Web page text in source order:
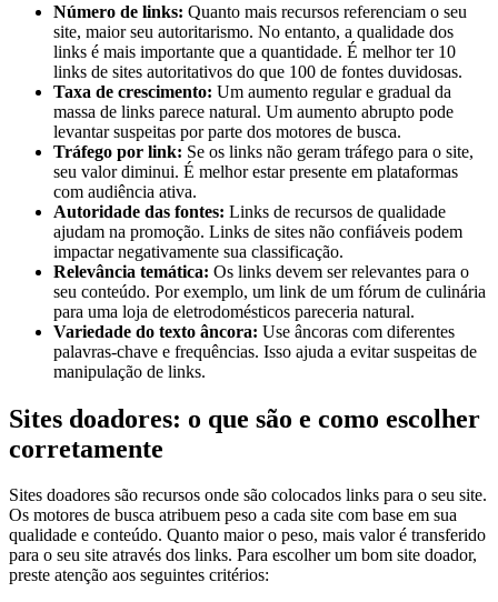
Número de links: Quanto mais recursos referenciam o seu
site, maior seu autoritarismo. No entanto, a qualidade dos
links é mais importante que a quantidade. É melhor ter 10
links de sites autoritativos do que 100 de fontes duvidosas.
Taxa de crescimento: Um aumento regular e gradual da
massa de links parece natural. Um aumento abrupto pode
levantar suspeitas por parte dos motores de busca.
Tráfego por link: Se os links não geram tráfego para o site,
seu valor diminui. É melhor estar presente em plataformas
com audiência ativa.
Autoridade das fontes: Links de recursos de qualidade
ajudam na promoção. Links de sites não confiáveis podem
impactar negativamente sua classificação.
Relevância temática: Os links devem ser relevantes para o
seu conteúdo. Por exemplo, um link de um fórum de culinária
para uma loja de eletrodomésticos pareceria natural.
Variedade do texto âncora: Use âncoras com diferentes
palavras-chave e frequências. Isso ajuda a evitar suspeitas de
manipulação de links.
Sites doadores: o que são e como escolher
corretamente
Sites doadores são recursos onde são colocados links para o seu site.
Os motores de busca atribuem peso a cada site com base em sua
qualidade e conteúdo. Quanto maior o peso, mais valor é transferido
para o seu site através dos links. Para escolher um bom site doador,
preste atenção aos seguintes critérios: